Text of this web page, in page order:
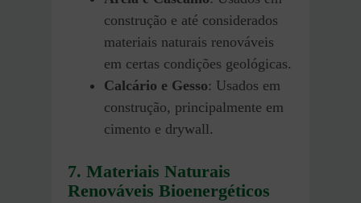
construção e até considerados
materiais naturais renováveis
em certas condições geológicas.
Calcário e Gesso: Usados em
construção, principalmente em
cimento e drywall.
7. Materiais Naturais
Renováveis Bioenergéticos